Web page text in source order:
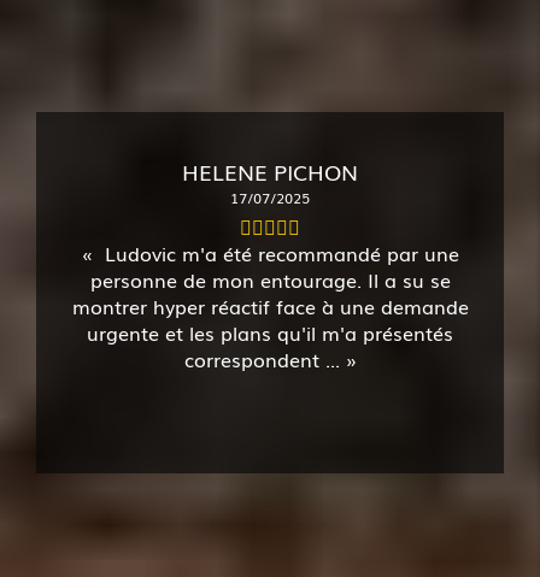
HELENE PICHON
17/07/2025
Ludovic m'a été recommandé par une
personne de mon entourage. Il a su se
montrer hyper réactif face à une demande
urgente et les plans qu'il m'a présentés
correspondent ...